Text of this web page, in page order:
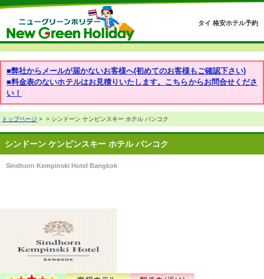
タイ 格安ホテル予約
■弊社からメールが届かないお客様へ(初めてのお客様もご確認下さい)
■料金表のないホテルはお見積りいたします。こちらからお問合せくださ
い！
トップページ > > シンドーン ケンピンスキー ホテル バンコク
シンドーン ケンピンスキー ホテル バンコク
Sindhorn Kempinski Hotel Bangkok